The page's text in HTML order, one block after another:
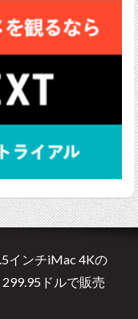
インチiMac 4Kの
ドルで販売